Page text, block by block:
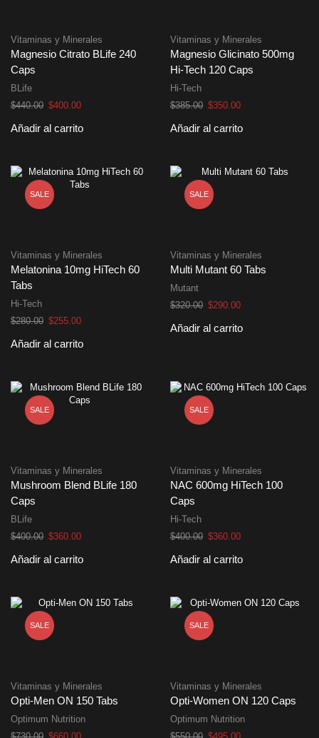
Vitaminas y Minerales
Magnesio Citrato BLife 240
Caps
BLife
$440.00 El
original
$400.00El
actual
Añadir al carrito
Vitaminas y Minerales
Magnesio Glicinato 500mg
Hi-Tech 120 Caps
Hi-Tech
$385.00 El
original
$350.00El
actual
Añadir al carrito
SALE
Vitaminas y Minerales
Melatonina 10mg HiTech 60
Tabs
Hi-Tech
$280.00 El
original
$255.00El
actual
Añadir al carrito
SALE
Vitaminas y Minerales
Multi Mutant 60 Tabs
Mutant
$320.00 El
original
$290.00El
actual
Añadir al carrito
SALE
Vitaminas y Minerales
Mushroom Blend BLife 180
Caps
BLife
$400.00 El
original
$360.00El
actual
Añadir al carrito
SALE
Vitaminas y Minerales
NAC 600mg HiTech 100
Caps
Hi-Tech
$400.00 El
original
$360.00El
actual
Añadir al carrito
SALE
Vitaminas y Minerales
Opti-Men ON 150 Tabs
Optimum Nutrition
El
El
SALE
Vitaminas y Minerales
Opti-Women ON 120 Caps
Optimum Nutrition
El
El